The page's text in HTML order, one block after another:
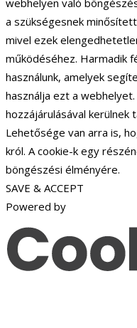
webhelyen való
a szükségesnek
mivel ezek
működéséhez. Harmadik
használunk, amelyek
használja ezt a
hozzájárulásával kerülnek
Lehetősége van arra is,
król. A cookie-k egy
böngészési élményére.
SAVE & ACCEPT
Powered by